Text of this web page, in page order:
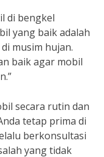
di bengkel
yang baik adalah
musim hujan.
baik agar mobil
secara rutin dan
tetap prima di
berkonsultasi
yang tidak